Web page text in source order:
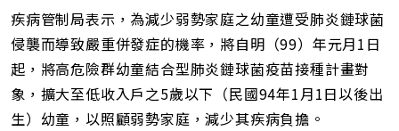
短
網
址
疾病管制局表示，為減少弱勢家庭之幼童遭受肺炎鏈球菌
侵襲而導致嚴重併發症的機率，將自明（99）年元月1日
起，將高危險群幼童結合型肺炎鏈球菌疫苗接種計畫對
象，擴大至低收入戶之5歲以下（民國94年1月1日以後出
生）幼童，以照顧弱勢家庭，減少其疾病負擔。